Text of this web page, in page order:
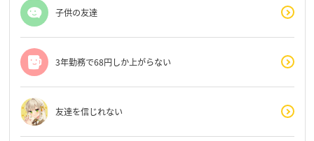
子供の友達
3年勤務で68円しか上がらない
友達を信じれない